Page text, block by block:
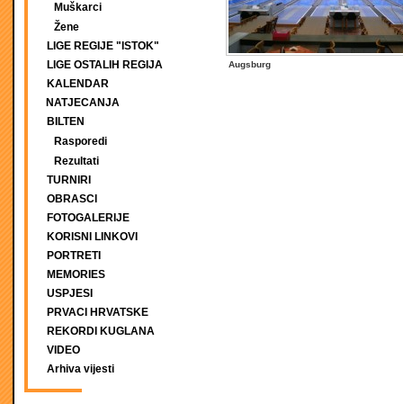
Muškarci
Žene
LIGE REGIJE "ISTOK"
LIGE OSTALIH REGIJA
KALENDAR
NATJECANJA
BILTEN
Rasporedi
Rezultati
TURNIRI
OBRASCI
FOTOGALERIJE
KORISNI LINKOVI
PORTRETI
MEMORIES
USPJESI
PRVACI HRVATSKE
REKORDI KUGLANA
VIDEO
Arhiva vijesti
Augsburg